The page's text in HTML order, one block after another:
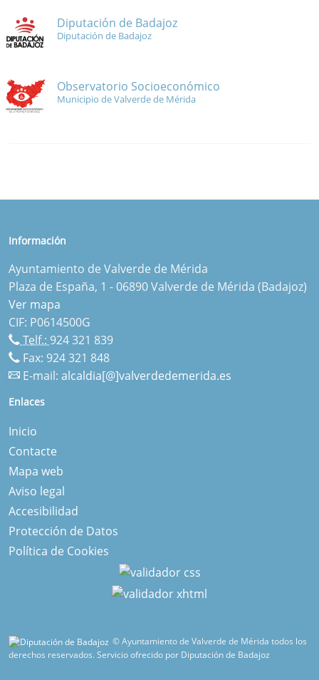
Diputación de Badajoz
Diputación de Badajoz
Observatorio Socioeconómico
Municipio de Valverde de Mérida
Información
Ayuntamiento de Valverde de Mérida
Plaza de España, 1 - 06890 Valverde de Mérida (Badajoz)
Ver mapa
CIF: P0614500G
Telf.: 924 321 839
Fax: 924 321 848
E-mail: alcaldia[@]valverdedemerida.es
Enlaces
Inicio
Contacte
Mapa web
Aviso legal
Accesibilidad
Protección de Datos
Política de Cookies
© Ayuntamiento de Valverde de Mérida todos los
derechos reservados.Servicio ofrecido por Diputación de Badajoz